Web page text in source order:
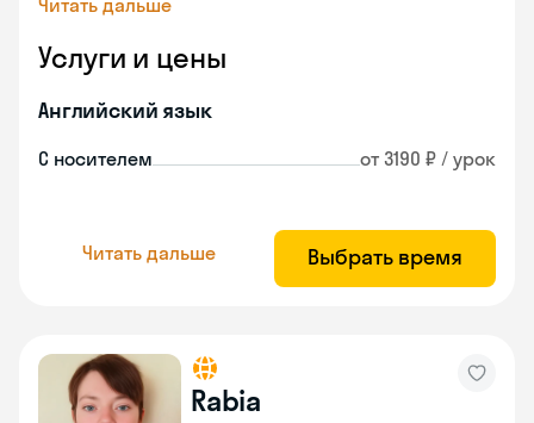
Читать дальше
Услуги и цены
Английский язык
С носителем от 3190 ₽ / урок
Читать дальше Выбрать время
Rabia